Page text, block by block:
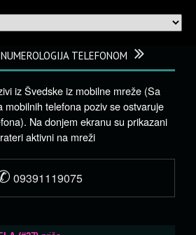
TELEFONOM
iz Švedske iz mobilne mreže (Sa
mobilnih telefona poziv se ostvaruje
Na donjem ekranu su prikazani
aktivni na mreži
09391119075